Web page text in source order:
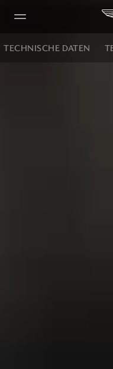
TECHNISCHE DATEN